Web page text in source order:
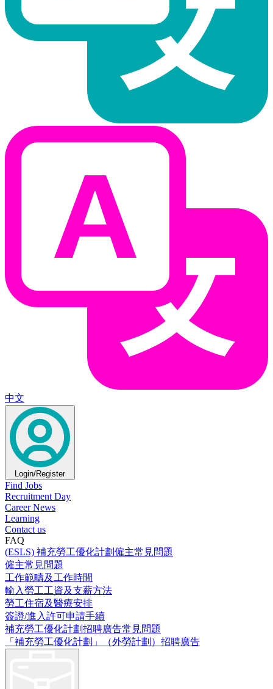
中文
Login/Register
Find Jobs
Recruitment Day
Career News
Learning
Contact us
FAQ
(ESLS) 補充勞工優化計劃僱主常見問題
僱主常見問題
工作範疇及工作時間
輸入勞工工資及支薪方法
勞工住宿及醫療安排
簽證/進入許可申請手續
補充勞工優化計劃招聘廣告常見問題
「補充勞工優化計劃」（外勞計劃）招聘廣告